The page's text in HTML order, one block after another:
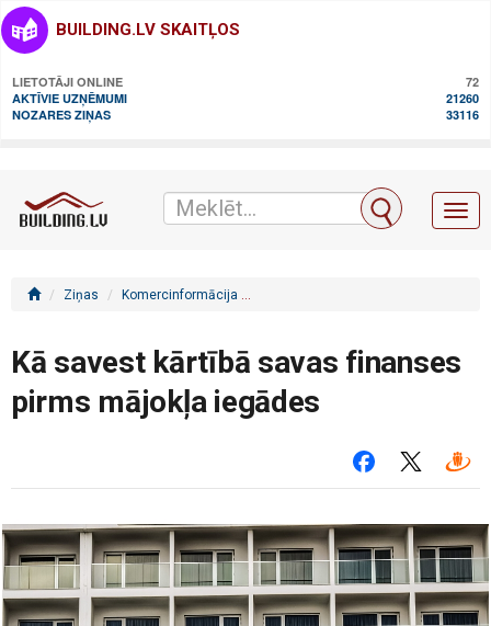
BUILDING.LV SKAITĻOS
LIETOTĀJI ONLINE
72
AKTĪVIE UZŅĒMUMI
21260
NOZARES ZIŅAS
33116
Ziņas Komercinformācija
Kā savest kārtībā savas finanses
pirms mājokļa iegādes